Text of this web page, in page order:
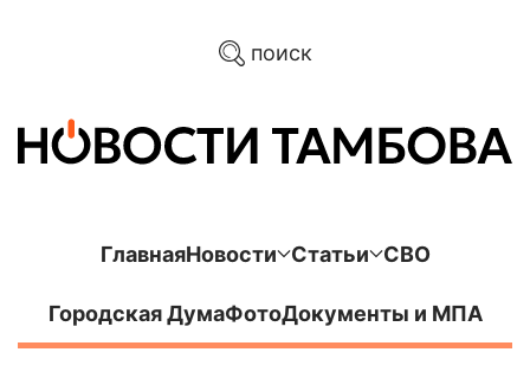
поиск
ГлавнаяНовости Статьи СВО
Городская ДумаФотоДокументы и МПА